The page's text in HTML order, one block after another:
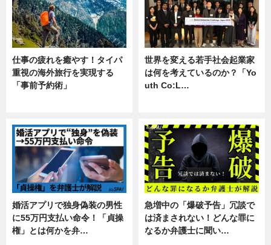
仕事の疲れを癒やす！タイパ
重視の海外旅行を実現する
「事前予約術」
世界を変える若手社会起業家
は何を考えているのか？「Yo
uth Co:L…
婚活アプリで独身偽装の男性
に55万円支払い命令！「貞操
権」とは何かを弁…
急増中の「爆破予告」冗談で
は済まされない！どんな罪に
なるか弁護士に聞い…